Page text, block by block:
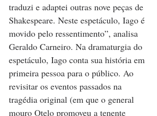
traduzi e adaptei outras nove peças de
Shakespeare. Neste espetáculo, Iago é
movido pelo ressentimento”, analisa
Geraldo Carneiro. Na dramaturgia do
espetáculo, Iago conta sua história em
primeira pessoa para o público. Ao
revisitar os eventos passados na
tragédia original (em que o general
mouro Otelo promoveu a tenente